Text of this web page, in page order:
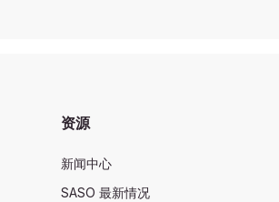
资源
新闻中心
SASO 最新情况